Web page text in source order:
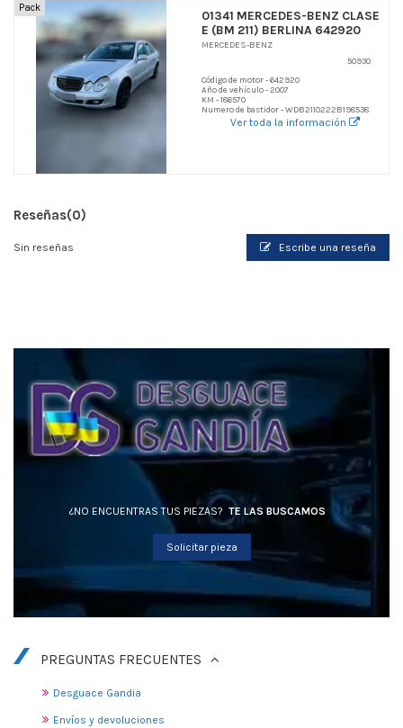
Pack
01341 MERCEDES-BENZ CLASE
E (BM 211) BERLINA 642920
MERCEDES-BENZ
50930
Código de motor - 642920
Año de vehículo - 2007
KM - 186570
Numero de bastidor - WDB2110222B198538
Ver toda la información
Reseñas(0)
Sin reseñas Escribe una reseña
¿NO ENCUENTRAS TUS PIEZAS? TE LAS BUSCAMOS
Solicitar pieza
PREGUNTAS FRECUENTES
Desguace Gandia
Envíos y devoluciones